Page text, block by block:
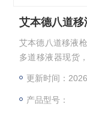
艾本德八道
艾本德八道移液
多道移液器现货
更新时间：
产品型号：